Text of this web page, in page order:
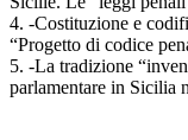
4. -Costituzione e
“Progetto di codice
5. -La tradizione
parlamentare in